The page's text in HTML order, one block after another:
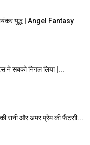
युद्ध | Angel Fantasy
ने सबको निगल लिया |...
रानी और अमर प्रेम की फैंटसी...